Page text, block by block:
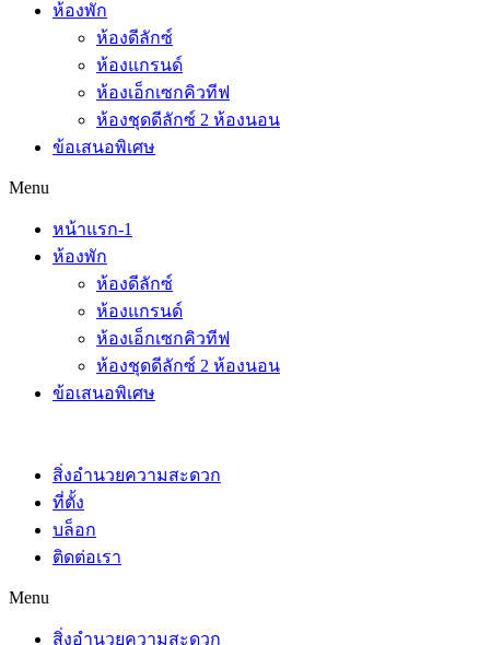
ห้องพัก
ห้องดีลักซ์
ห้องแกรนด์
ห้องเอ็กเซกคิวทีฟ
ห้องชุดดีลักซ์ 2 ห้องนอน
ข้อเสนอพิเศษ
Menu
หน้าแรก-1
ห้องพัก
ห้องดีลักซ์
ห้องแกรนด์
ห้องเอ็กเซกคิวทีฟ
ห้องชุดดีลักซ์ 2 ห้องนอน
ข้อเสนอพิเศษ
สิ่งอำนวยความสะดวก
ที่ตั้ง
บล็อก
ติดต่อเรา
Menu
สิ่งอำนวยความสะดวก